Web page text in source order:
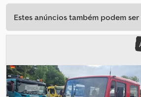
Estes anúncios também podem